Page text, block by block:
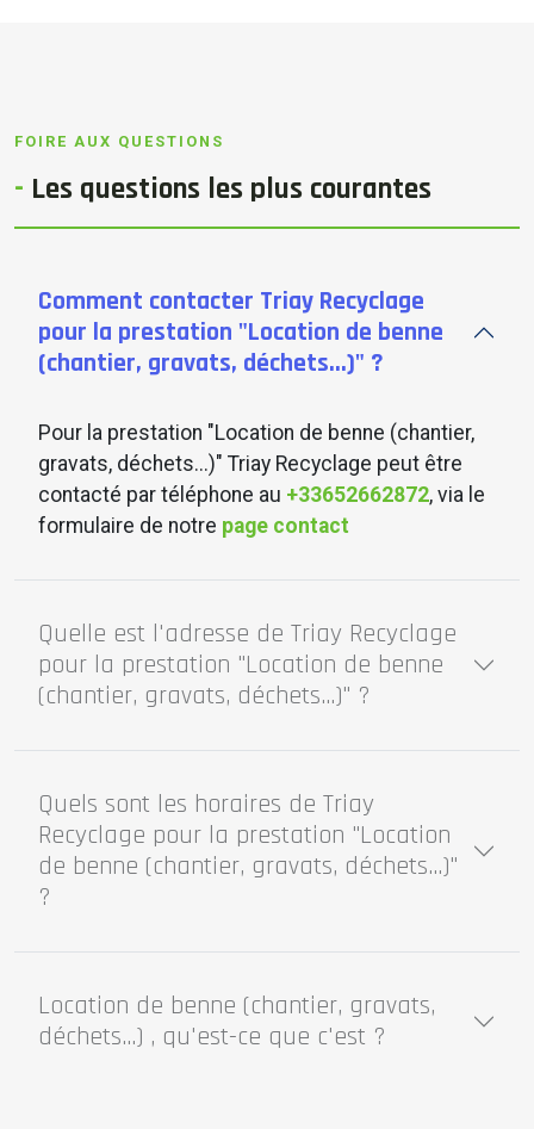
FOIRE AUX QUESTIONS
- Les questions les plus courantes
Comment contacter Triay Recyclage
pour la prestation "Location de benne
(chantier, gravats, déchets...)" ?
Pour la prestation "Location de benne (chantier,
gravats, déchets...)" Triay Recyclage peut être
contacté par téléphone au +33652662872, via le
formulaire de notre page contact
Quelle est l'adresse de Triay Recyclage
pour la prestation "Location de benne
(chantier, gravats, déchets...)" ?
Quels sont les horaires de Triay
Recyclage pour la prestation "Location
de benne (chantier, gravats, déchets...)"
?
Location de benne (chantier, gravats,
déchets...) , qu'est-ce que c'est ?